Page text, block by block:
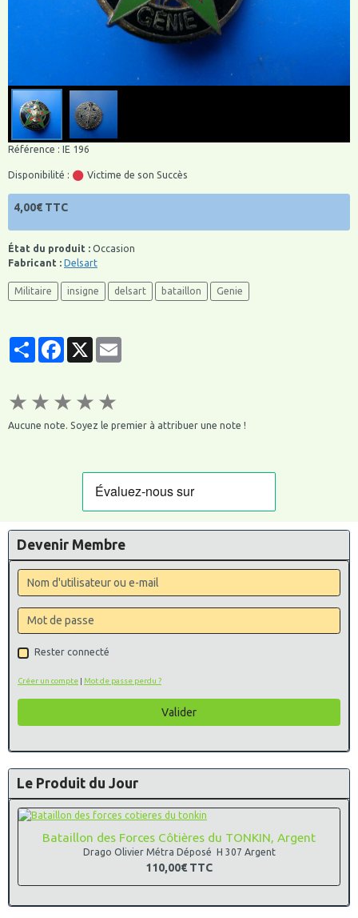
Référence : IE 196
Disponibilité : Victime de son Succès
4,00€ TTC
État du produit : Occasion
Fabricant : Delsart
Militaire insigne delsart bataillon Genie
PartagerFacebook
★ ★ ★ ★ ★
Aucune note. Soyez le premier à attribuer une note !
Devenir Membre
Rester connecté
Créer un compte | Mot de passe perdu ?
Valider
Le Produit du Jour
Bataillon des Forces Côtières du TONKIN, Argent
Drago Olivier Métra Déposé H 307 Argent
110,00€ TTC